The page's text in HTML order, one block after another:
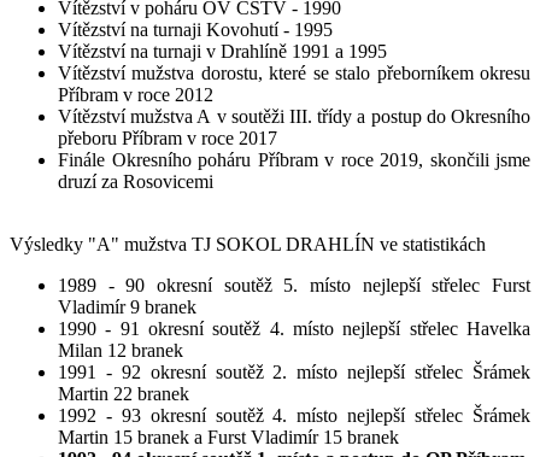
Vítězství v poháru OV ČSTV - 1990
Vítězství na turnaji Kovohutí - 1995
Vítězství na turnaji v Drahlíně 1991 a 1995
Vítězství mužstva dorostu, které se stalo přeborníkem okresu
Příbram v roce 2012
Vítězství mužstva A v soutěži III. třídy a postup do Okresního
přeboru Příbram v roce 2017
Finále Okresního poháru Příbram v roce 2019, skončili jsme
druzí za Rosovicemi
Výsledky "A" mužstva TJ SOKOL DRAHLÍN ve statistikách
1989 - 90 okresní soutěž 5. místo nejlepší střelec Furst
Vladimír 9 branek
1990 - 91 okresní soutěž 4. místo nejlepší střelec Havelka
Milan 12 branek
1991 - 92 okresní soutěž 2. místo nejlepší střelec Šrámek
Martin 22 branek
1992 - 93 okresní soutěž 4. místo nejlepší střelec Šrámek
Martin 15 branek a Furst Vladimír 15 branek